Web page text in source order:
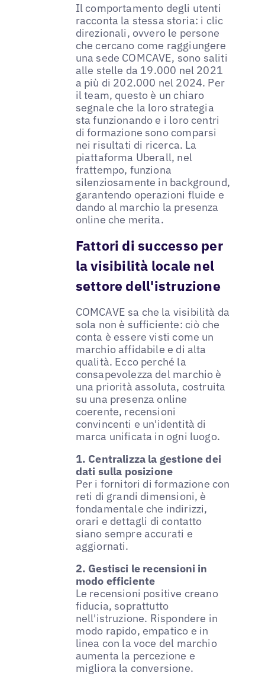
Il comportamento degli utenti
racconta la stessa storia: i clic
direzionali, ovvero le persone
che cercano come raggiungere
una sede COMCAVE, sono saliti
alle stelle da 19.000 nel 2021
a più di 202.000 nel 2024. Per
il team, questo è un chiaro
segnale che la loro strategia
sta funzionando e i loro centri
di formazione sono comparsi
nei risultati di ricerca. La
piattaforma Uberall, nel
frattempo, funziona
silenziosamente in background,
garantendo operazioni fluide e
dando al marchio la presenza
online che merita.
Fattori di successo per
la visibilità locale nel
settore dell'istruzione
COMCAVE sa che la visibilità da
sola non è sufficiente: ciò che
conta è essere visti come un
marchio affidabile e di alta
qualità. Ecco perché la
consapevolezza del marchio è
una priorità assoluta, costruita
su una presenza online
coerente, recensioni
convincenti e un'identità di
marca unificata in ogni luogo.
1. Centralizza la gestione dei
dati sulla posizione
Per i fornitori di formazione con
reti di grandi dimensioni, è
fondamentale che indirizzi,
orari e dettagli di contatto
siano sempre accurati e
aggiornati.
2. Gestisci le recensioni in
modo efficiente
Le recensioni positive creano
fiducia, soprattutto
nell'istruzione. Rispondere in
modo rapido, empatico e in
linea con la voce del marchio
aumenta la percezione e
migliora la conversione.